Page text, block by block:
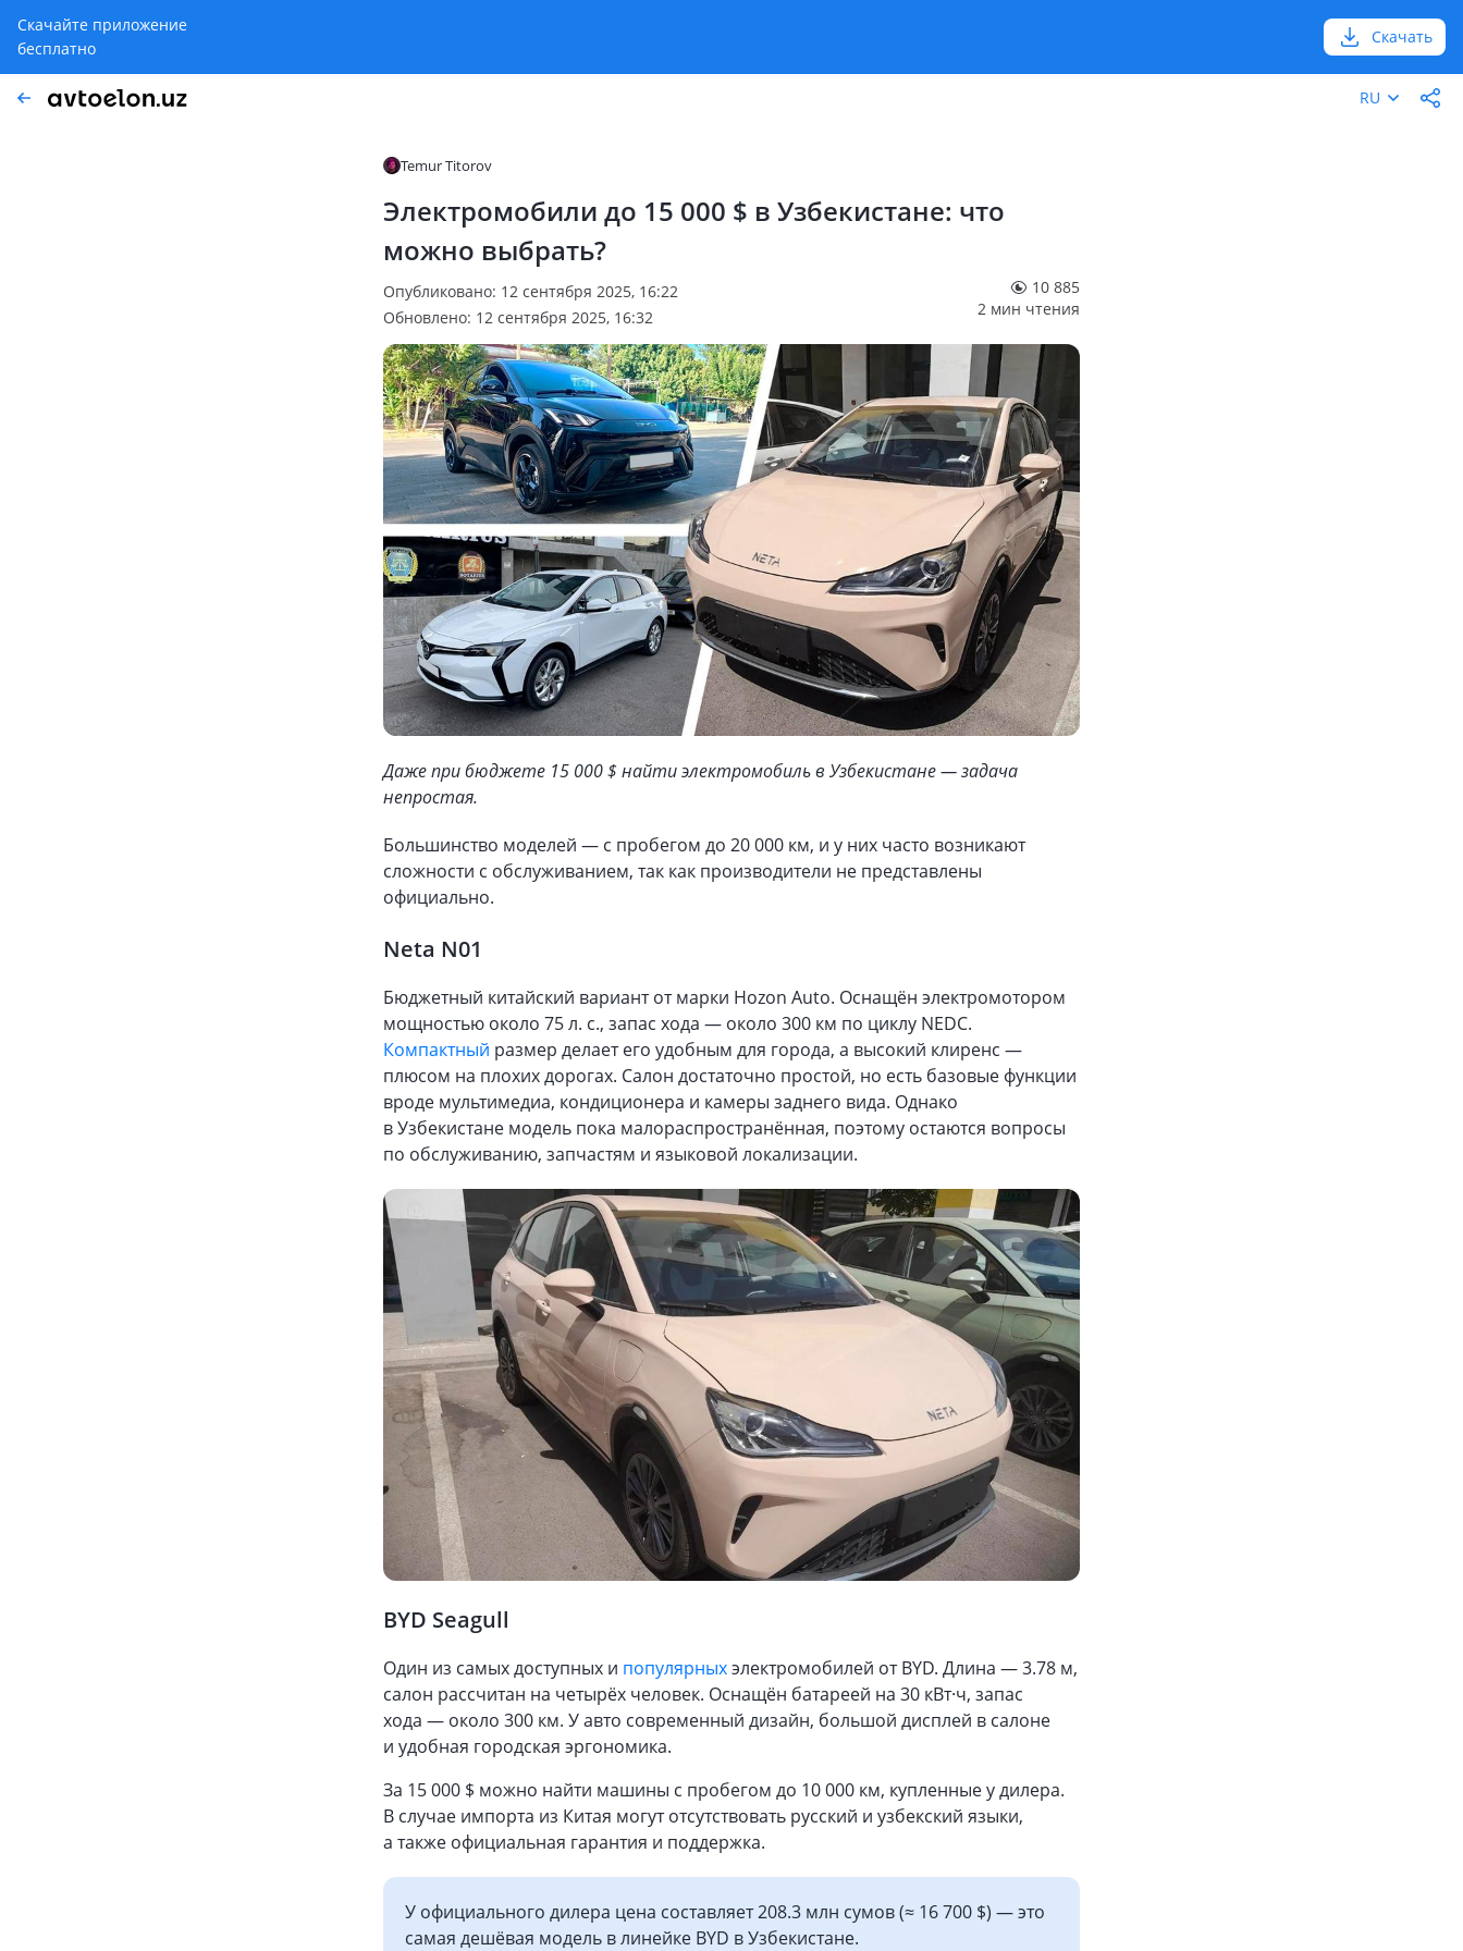
Скачайте приложение
бесплатно
Скачать
RU
Temur Titorov
Электромобили до 15 000 $ в Узбекистане: что
можно выбрать?
Опубликовано: 12 сентября 2025, 16:22
Обновлено: 12 сентября 2025, 16:32
10 885
2 мин чтения
Даже при бюджете 15 000 $ найти электромобиль в Узбекистане — задача
непростая.
Большинство моделей — с пробегом до 20 000 км, и у них часто возникают
сложности с обслуживанием, так как производители не представлены
официально.
Neta N01
Бюджетный китайский вариант от марки Hozon Auto. Оснащён электромотором
мощностью около 75 л. с., запас хода — около 300 км по циклу NEDC.
Компактный размер делает его удобным для города, а высокий клиренс —
плюсом на плохих дорогах. Салон достаточно простой, но есть базовые функции
вроде мультимедиа, кондиционера и камеры заднего вида. Однако
в Узбекистане модель пока малораспространённая, поэтому остаются вопросы
по обслуживанию, запчастям и языковой локализации.
BYD Seagull
Один из самых доступных и популярныхэлектромобилей от BYD. Длина — 3.78 м,
салон рассчитан на четырёх человек. Оснащён батареей на 30 кВт·ч, запас
хода — около 300 км. У авто современный дизайн, большой дисплей в салоне
и удобная городская эргономика.
За 15 000 $ можно найти машины с пробегом до 10 000 км, купленные у дилера.
В случае импорта из Китая могут отсутствовать русский и узбекский языки,
а также официальная гарантия и поддержка.
У официального дилера цена составляет 208.3 млн сумов (≈ 16 700 $) — это
самая дешёвая модель в линейке BYD в Узбекистане.